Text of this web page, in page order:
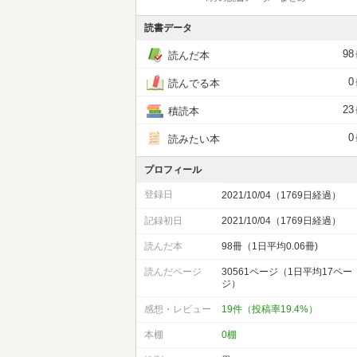
読書データ
読んだ本 98
読んでる本 0
積読本 23
読みたい本 0
プロフィール
登録日 2021/10/04（1769日経過）
記録初日 2021/10/04（1769日経過）
読んだ本 98冊（1日平均0.06冊)
読んだページ
30561ページ（1日平均17ペー
ジ）
感想・レビュー 19件（投稿率19.4%）
本棚 0棚